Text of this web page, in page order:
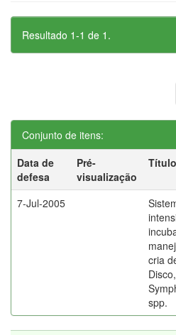
Resultado 1-1 de 1.
Conjunto de itens:
Data de
defesa
Pré-
visualização
Título
7-Jul-2005
cria
Disco,
spp.